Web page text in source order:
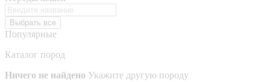
Выбрать все
Популярные
Каталог пород
Ничего не найдено Укажите другую породу